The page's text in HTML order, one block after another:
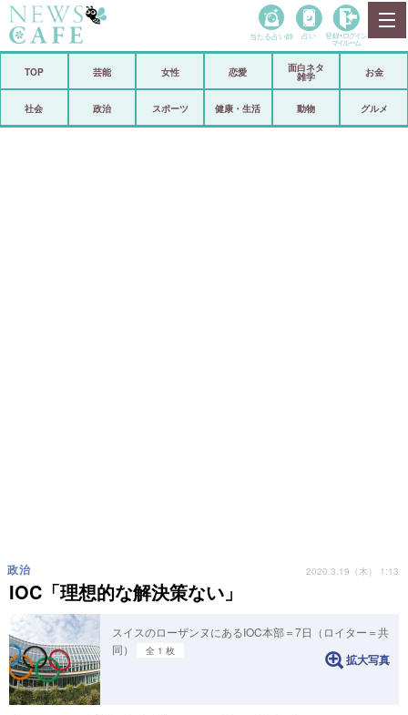
政治
当たる占い師 占い 登録• ログイン
マイルーム
TOP 芸能 女性 恋愛
面白ネタ
雑学
お金
社会 政治 スポーツ 健康・生活 動物 グルメ
IOC「理想的な解決策ない」
政治 2020.3.19（木） 1:13
スイスのローザンヌにあるIOC本部＝7日（ロイター＝共
同）
全 1 枚
拡大写真